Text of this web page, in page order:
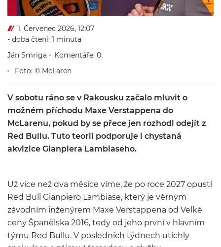
1. Červenec 2026, 12:07
- doba čtení: 1 minuta
Ján Smriga
Komentáře: 0
Foto: © McLaren
V sobotu ráno se v Rakousku začalo mluvit o
možném příchodu Maxe Verstappena do
McLarenu, pokud by se přece jen rozhodl odejít z
Red Bullu. Tuto teorii podporuje i chystaná
akvizice Gianpiera Lambiaseho.
Už více než dva měsíce víme, že po roce 2027 opustí
Red Bull Gianpiero Lambiase, který je věrným
závodním inženýrem Maxe Verstappena od Velké
ceny Španělska 2016, tedy od jeho první v hlavním
týmu Red Bullu. V posledních týdnech utichly